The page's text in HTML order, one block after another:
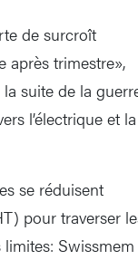
de surcroît
après trimestre»,
suite de la
l’électrique et la
se réduisent
pour traverser
Swissmem